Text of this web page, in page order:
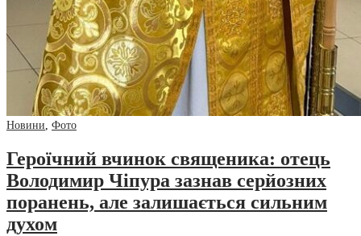
Новини, Фото
Героїчний вчинок священика: отець
Володимир Чіпура зазнав серйозних
поранень, але залишається сильним
духом